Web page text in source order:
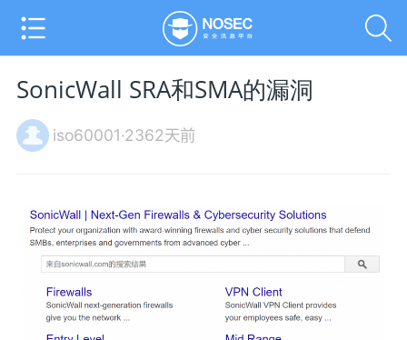
SonicWall SRA和SMA的漏洞
iso60001·2362天前